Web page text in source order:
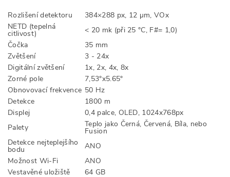
Rozlišení detektoru
384×288 px, 12 µm, VOx
NETD (tepelná
citlivost)
< 20 mk (při 25 °C, F#= 1,0)
Čočka
35 mm
Zvětšení
3 - 24x
Digitální zvětšení
1x, 2x, 4x, 8x
Zorné pole
7,53°x5.65°
Obnovovací frekvence 50 Hz
Detekce
1800 m
Displej
0,4 palce, OLED, 1024x768px
Palety
Teplo jako Černá, Červená, Bíla, nebo
Fusion
Detekce nejteplejšího
bodu
ANO
Možnost Wi-Fi
ANO
Vestavěné uložiště
64 GB